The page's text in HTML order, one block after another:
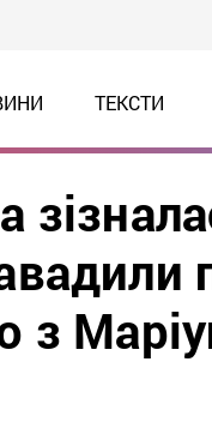
ТЕКСТИ
з